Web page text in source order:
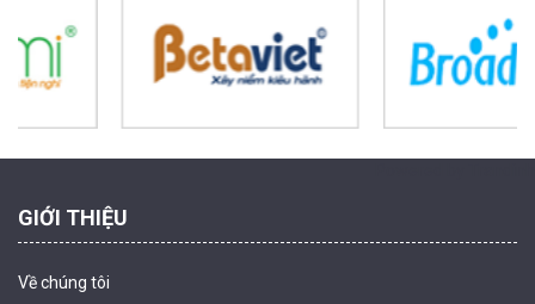
2.060.000 đ 1.469.000 đ
MUA NGAY
GIỚI THIỆU
Về chúng tôi